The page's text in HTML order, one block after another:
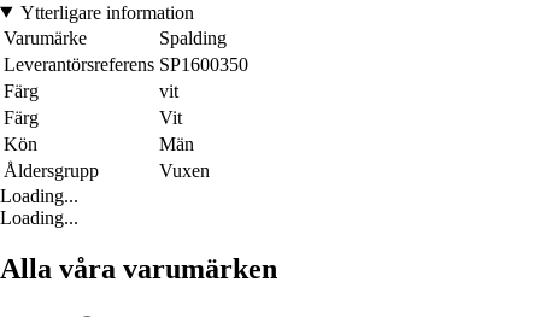
Ytterligare information
Varumärke
Spalding
Leverantörsreferens SP1600350
Färg
vit
Färg
Vit
Kön
Män
Åldersgrupp
Vuxen
Loading...
Loading...
Alla våra varumärken